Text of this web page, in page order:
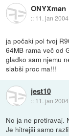
ONYXman
:: 11. jan
ja počaki pol tvoj
64MB rama več od
gladko sam njemu
slabši proc ma!!!
jest10
:: 11. jan
No ja ne pretiravaj.
Je hitrejši samo